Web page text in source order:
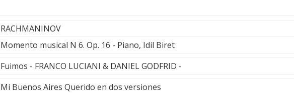
RACHMANINOV
Momento musical N 6. Op. 16 - Piano, Idil Biret
Fuimos - FRANCO LUCIANI & DANIEL GODFRID -
Mi Buenos Aires Querido en dos versiones